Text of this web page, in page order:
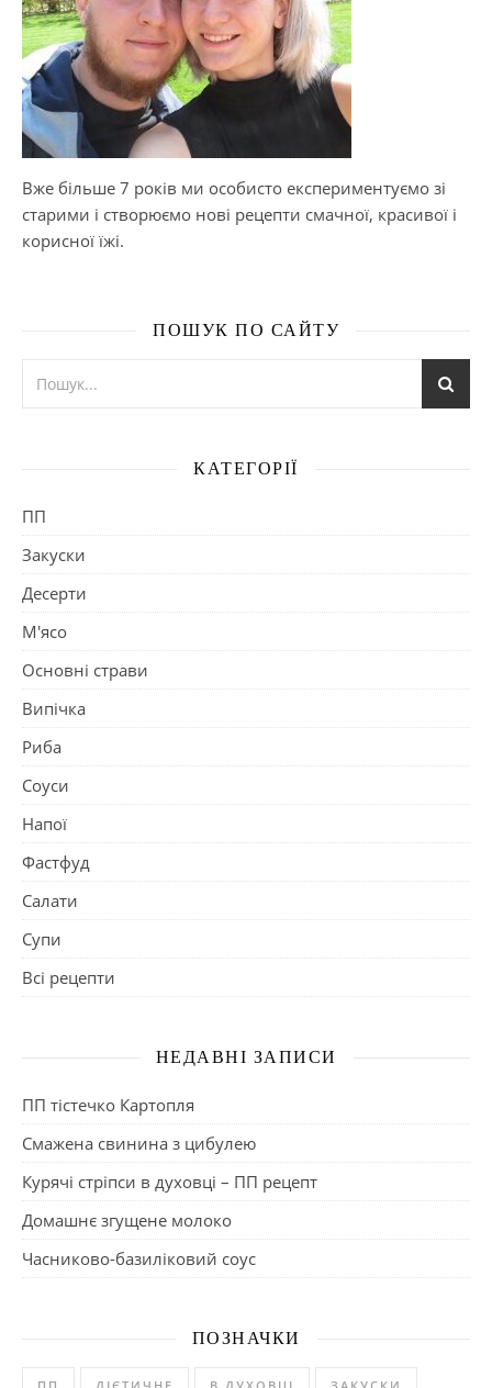
Вже більше 7 років ми особисто експериментуємо зі
старими і створюємо нові рецепти смачної, красивої і
корисної їжі.
ПОШУК ПО САЙТУ
КАТЕГОРІЇ
ПП
Закуски
Десерти
М'ясо
Основні страви
Випічка
Риба
Соуси
Напої
Фастфуд
Салати
Супи
Всі рецепти
НЕДАВНІ ЗАПИСИ
ПП тістечко Картопля
Смажена свинина з цибулею
Курячі стріпси в духовці – ПП рецепт
Домашнє згущене молоко
Часниково-базиліковий соус
ПОЗНАЧКИ